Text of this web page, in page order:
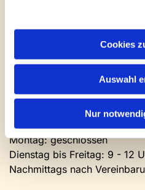
Cookies
Auswahl
Nur
Brockhagener Straße 28 |
Tel.:0 52 04 / 36 28
gemeindeamt@kirche-
Newsletter abonnieren
Kontakt und Öffnungszeiten
Gemeinde- und
Montag: geschlossen
Dienstag bis Freitag: 9 - 12
Nachmittags nach